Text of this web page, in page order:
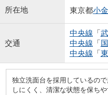
所在地 東京都小
交通
中央線 「
中央線 「
中央線 「
独立洗面台を採用しているの
しにくく、清潔な状態を保ち